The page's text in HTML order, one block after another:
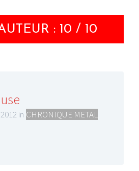
: 10 / 10
in CHRONIQUE METAL